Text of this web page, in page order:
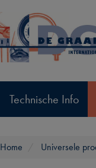
Technische Info
Home Universele